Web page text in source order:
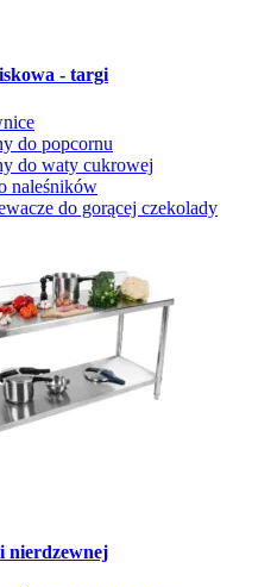
- targi
do popcornu
do waty cukrowej
naleśników
do gorącej czekolady
nierdzewnej